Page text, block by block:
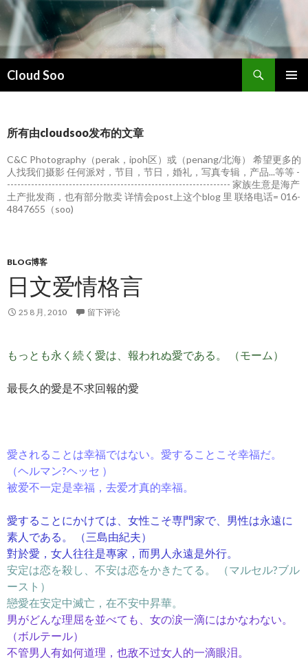
Cloud Soo
索
文
所有由cloudsoo发布的文章
C&C Photography（perak，ipoh区）或（penang/北海） 希望更多的
人找我们摄影 任何派对，节目，节日，婚礼，写真专辑，产品...等等 -
----------------------------------------------------------------- 家族生意是海产
土产批发商，也有部分散卖 详情会post上这个blog 里 联络电话= 016-
4847655（soo)
BLOG博客
日文爱情格言
25 8 月, 2010 留下评论
もっとも永く続く愛は、報われぬ愛である。 （モーム）
最長久的愛是不求回報的愛
愛されることは幸福ではない。愛することこそ幸福だ。
（ヘルマン?ヘッセ ）
被爱不一定是幸福，去爱才真的幸福。
愛することにかけては、女性こそ専門家で、男性は永遠に
素人である。 （三島由紀夫）
對於愛，女人往往是專家，而男人永遠是外行。
安定は恋を殺し、不安は恋をかきたてる。 （マルセル?ブル
ースト）
戀愛在安定中滅亡，在不安中昇華。
男がどんな理屈を並べても、女の涙一滴にはかなわない。
（ボルテール）
不管男人有如何道理，也敌不过女人的一滴眼泪。